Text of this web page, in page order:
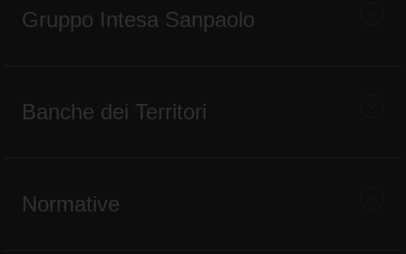
Gruppo Intesa Sanpaolo
Banche dei Territori
Normative